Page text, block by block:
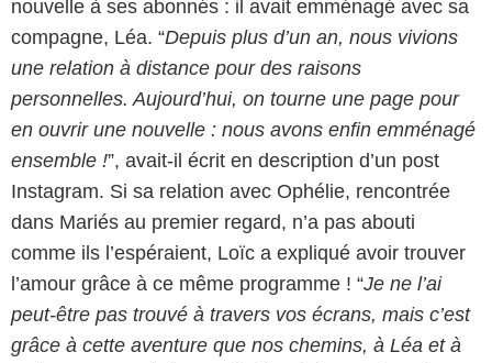
nouvelle à ses abonnés : il avait emménagé avec sa
compagne, Léa. “Depuis plus d’un an, nous vivions
une relation à distance pour des raisons
personnelles. Aujourd’hui, on tourne une page pour
en ouvrir une nouvelle : nous avons enfin emménagé
ensemble !”, avait-il écrit en description d’un post
Instagram. Si sa relation avec Ophélie, rencontrée
dans Mariés au premier regard, n’a pas abouti
comme ils l’espéraient, Loïc a expliqué avoir trouver
l’amour grâce à ce même programme ! “Je ne l’ai
peut-être pas trouvé à travers vos écrans, mais c’est
grâce à cette aventure que nos chemins, à Léa et à